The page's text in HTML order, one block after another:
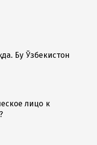
Бу Ўзбекистон
лицо к